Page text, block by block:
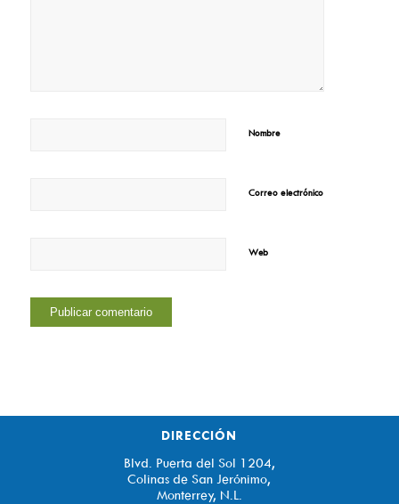
Nombre
Correo electrónico
Web
DIRECCIÓN
Blvd. Puerta del Sol 1204,
Colinas de San Jerónimo,
Monterrey, N.L.